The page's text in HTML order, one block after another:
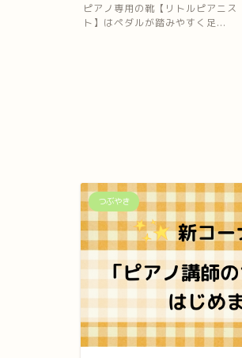
ピアノ発表会【女の子】のドレスの
選び方やオススメドレスを...
つぶやき